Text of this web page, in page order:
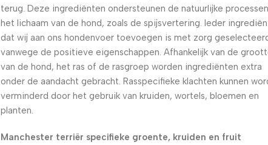
terug. Deze ingrediënten ondersteunen de natuurlijke
het lichaam van de hond, zoals de spijsvertering. Ieder
dat wij aan ons hondenvoer toevoegen is met zorg
vanwege de positieve eigenschappen. Afhankelijk van de
van de hond, het ras of de rasgroep worden ingrediënten extra
onder de aandacht gebracht. Rasspecifieke klachten kunnen
verminderd door het gebruik van kruiden, wortels, bloemen en
planten.
Manchester terriër specifieke groente, kruiden en fruit